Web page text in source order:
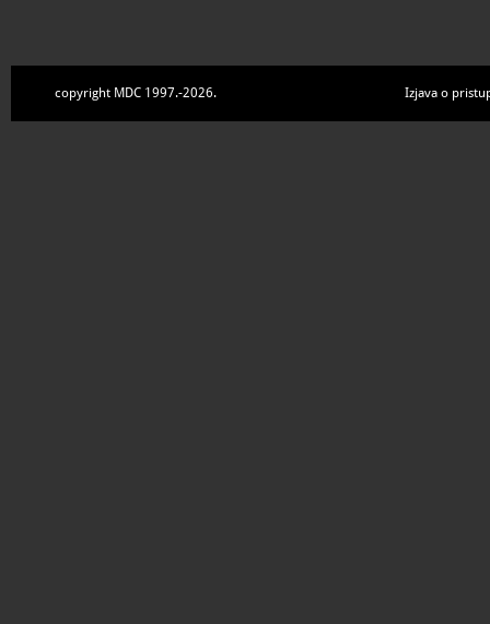
copyright MDC 1997.-2026. Izjava o